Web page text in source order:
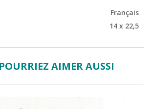
Français
14 x 22,5
AIMER AUSSI